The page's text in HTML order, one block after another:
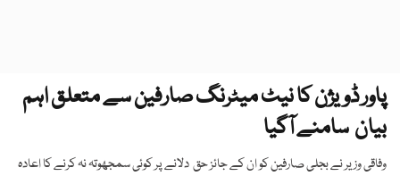
پاور ڈویژن کا نیٹ میٹرنگ صارفین سے متعلق اہم
بیان سامنے آگیا
⁠وفاقی وزیر نے بجلی صارفین کو ان کے جائز حق دلانے پر کوئی سمجھوتہ نہ کرنے کا اعادہ